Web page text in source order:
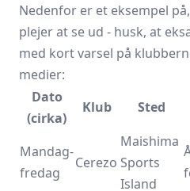
Nedenfor er et eksempel
plejer at se ud - husk, at
med kort varsel på
medier:
Dato
(cirka)
Klub Sted
Mandag-
fredag
Cerezo
Maishima
Sports
Island